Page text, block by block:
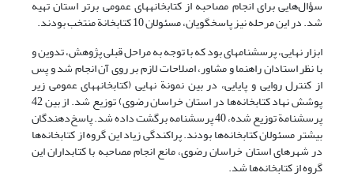
سؤال‌هایی برای انجام مصاحبه از کتابخانه‎های ‎عمومی برتر استان تهیه
شد. در این مرحله نیز پاسخگویان، مسئولان 10 کتابخانة منتخب بودند.
ابزار نهایی، پرسشنامه­ای بود که با توجه به مراحل قبلی پژوهش، تدوین و
با نظر استادان راهنما و مشاور، اصلاحات لازم بر روی آن انجام شد و پس
از کنترل روایی و پایایی، در بین نمونة نهایی (کتابخانه‎های ‎عمومی زیر
پوشش نهاد کتابخانه‌ها در استان خراسان رضوی) توزیع شد. از بین 42
پرسشنامة توزیع شده، 40 پرسشنامه برگشت داده شد. پاسخ‌دهندگان
بیشتر مسئولان کتابخانه‌ها بودند. پراکندگی زیاد این گروه از کتابخانه‌ها
در شهرهای استان خراسان رضوی، مانع انجام مصاحبه با کتابداران این
گروه از کتابخانه‌ها شد.